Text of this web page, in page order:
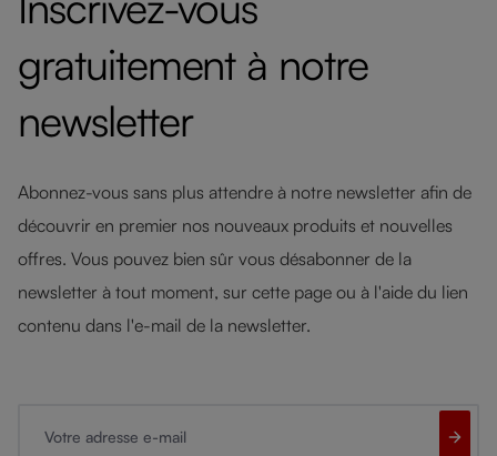
gratuitement à notre
newsletter
Abonnez-vous sans plus attendre à notre newsletter afin de
découvrir en premier nos nouveaux produits et nouvelles
offres. Vous pouvez bien sûr vous désabonner de la
newsletter à tout moment, sur cette page ou à l'aide du lien
contenu dans l'e-mail de la newsletter.